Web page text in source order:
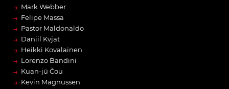
→ Mark Webber
→ Felipe Massa
→ Pastor Maldonaldo
→ Daniil Kvjat
→ Heikki Kovalainen
→ Lorenzo Bandini
→ Kuan-jü Čou
→ Kevin Magnussen